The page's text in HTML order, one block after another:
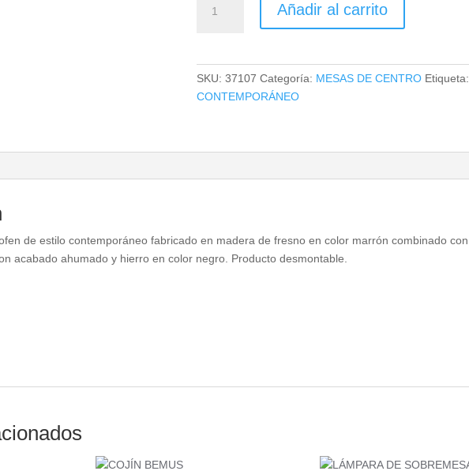
Añadir al carrito
SKU:37107 Categoría: MESAS DE CENTRO Etiqueta:
CONTEMPORÁNEO
de estilo contemporáneo fabricado en madera de fresno en color marrón combinado con
acabado ahumado y hierro en color negro. Producto desmontable.